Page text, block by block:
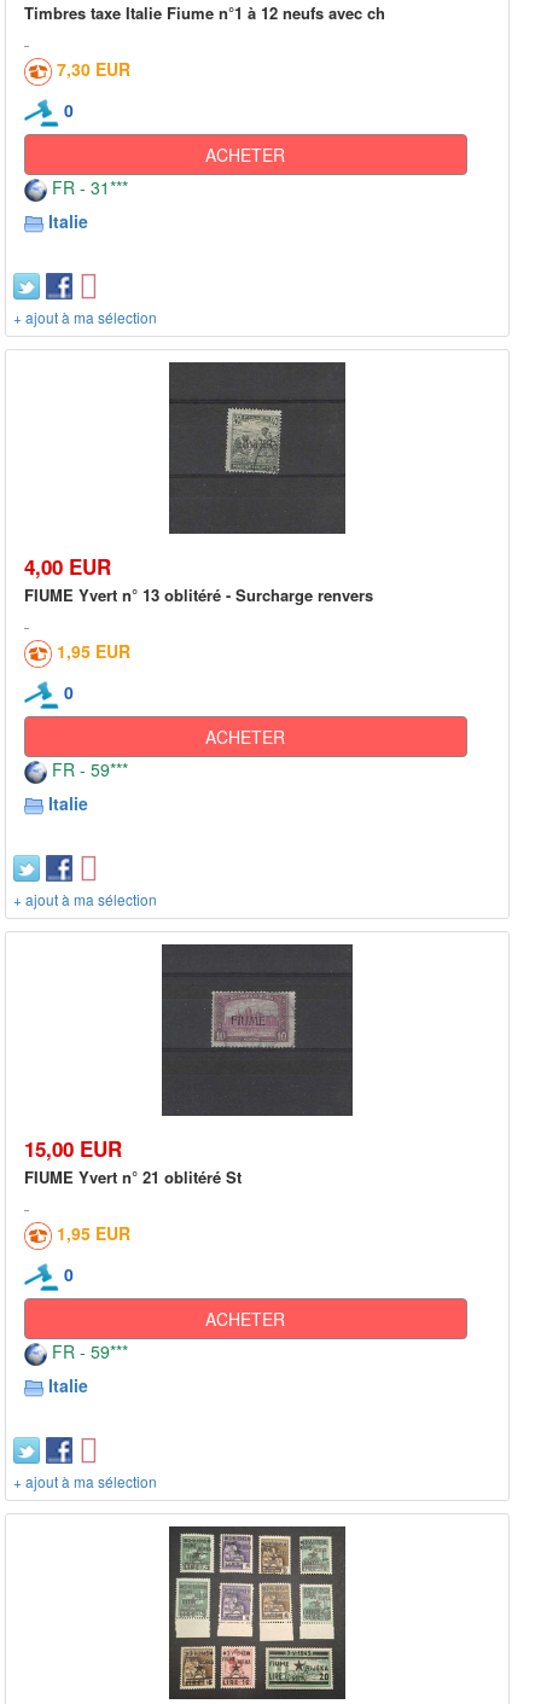
Timbres taxe Italie Fiume n°1 à 12 neufs avec ch
7,30 EUR
0
ACHETER
FR - 31***
Italie
+ ajout à ma sélection
4,00 EUR
FIUME Yvert n° 13 oblitéré - Surcharge renvers
1,95 EUR
0
ACHETER
FR - 59***
Italie
+ ajout à ma sélection
15,00 EUR
FIUME Yvert n° 21 oblitéré St
1,95 EUR
0
ACHETER
FR - 59***
Italie
+ ajout à ma sélection